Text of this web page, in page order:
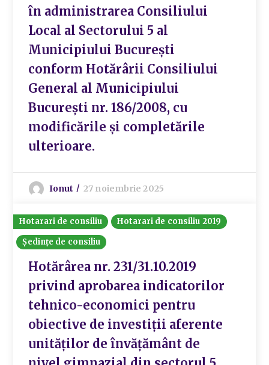
în administrarea Consiliului
Local al Sectorului 5 al
Municipiului București
conform Hotărârii Consiliului
General al Municipiului
București nr. 186/2008, cu
modificările și completările
ulterioare.
Ionut 27 noiembrie 2025
Hotarari de consiliu
Hotarari de consiliu 2019
Ședințe de consiliu
Hotărârea nr. 231/31.10.2019
privind aprobarea indicatorilor
tehnico-economici pentru
obiective de investiții aferente
unităților de învățământ de